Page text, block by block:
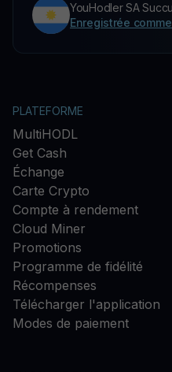
YouHodler SA
Enregistrée
PLATEFORME
MultiHODL
Get Cash
Échange
Carte Crypto
Compte à rendement
Cloud Miner
Promotions
Programme de fidélité
Récompenses
Télécharger l'application
Modes de paiement